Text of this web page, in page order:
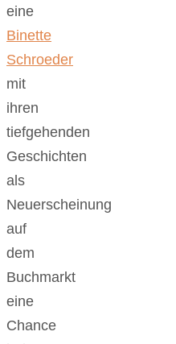
eine
Binette
Schroeder
mit
ihren
tiefgehenden
Geschichten
als
Neuerscheinung
auf
dem
Buchmarkt
eine
Chance